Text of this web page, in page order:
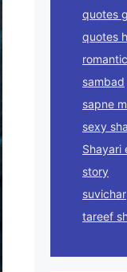
quotes
quotes
sambad
sapne
sexy
Shayari
story
suvichar
tareef